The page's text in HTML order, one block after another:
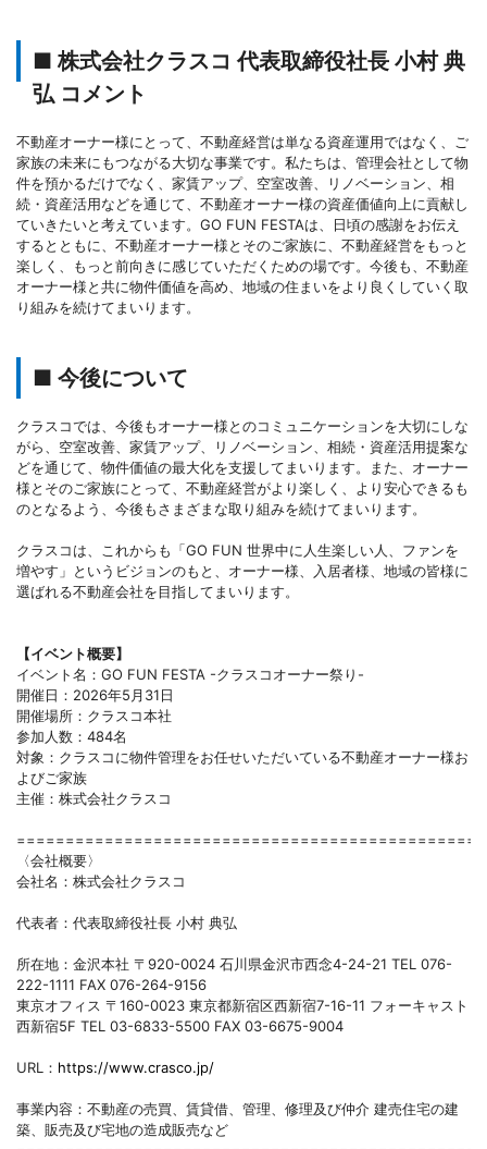
■ 株式会社クラスコ 代表取締役社長 小村 典
弘 コメント
不動産オーナー様にとって、不動産経営は単なる資産運用ではなく、ご
家族の未来にもつながる大切な事業です。私たちは、管理会社として物
件を預かるだけでなく、家賃アップ、空室改善、リノベーション、相
続・資産活用などを通じて、不動産オーナー様の資産価値向上に貢献し
ていきたいと考えています。GO FUN FESTAは、日頃の感謝をお伝え
するとともに、不動産オーナー様とそのご家族に、不動産経営をもっと
楽しく、もっと前向きに感じていただくための場です。今後も、不動産
オーナー様と共に物件価値を高め、地域の住まいをより良くしていく取
り組みを続けてまいります。
■ 今後について
クラスコでは、今後もオーナー様とのコミュニケーションを大切にしな
がら、空室改善、家賃アップ、リノベーション、相続・資産活用提案な
どを通じて、物件価値の最大化を支援してまいります。また、オーナー
様とそのご家族にとって、不動産経営がより楽しく、より安心できるも
のとなるよう、今後もさまざまな取り組みを続けてまいります。
クラスコは、これからも「GO FUN 世界中に人生楽しい人、ファンを
増やす」というビジョンのもと、オーナー様、入居者様、地域の皆様に
選ばれる不動産会社を目指してまいります。
【イベント概要】
イベント名：GO FUN FESTA -クラスコオーナー祭り-
開催日：2026年5月31日
開催場所：クラスコ本社
参加人数：484名
対象：クラスコに物件管理をお任せいただいている不動産オーナー様お
よびご家族
主催：株式会社クラスコ
〈会社概要〉
会社名：株式会社クラスコ
代表者：代表取締役社長 小村 典弘
所在地：金沢本社 〒920-0024 石川県金沢市西念4-24-21 TEL 076-
222-1111 FAX 076-264-9156
東京オフィス 〒160-0023 東京都新宿区西新宿7-16-11 フォーキャスト
西新宿5F TEL 03-6833-5500 FAX 03-6675-9004
URL： https://www.crasco.jp/
事業内容：不動産の売買、賃貸借、管理、修理及び仲介 建売住宅の建
築、販売及び宅地の造成販売など